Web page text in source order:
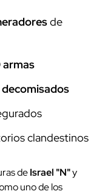
de
clandestinos
deIsrael "N"y
uno de los